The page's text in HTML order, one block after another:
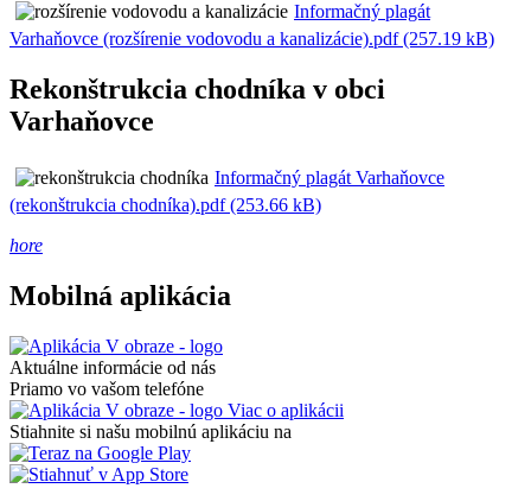
Informačný plagát
Varhaňovce (rozšírenie vodovodu a kanalizácie).pdf (257.19 kB)
Rekonštrukcia chodníka v obci
Varhaňovce
Informačný plagát Varhaňovce
(rekonštrukcia chodníka).pdf (253.66 kB)
hore
Mobilná aplikácia
Aktuálne informácie od nás
Priamo vo vašom telefóne
Viac o aplikácii
Stiahnite si našu mobilnú aplikáciu na